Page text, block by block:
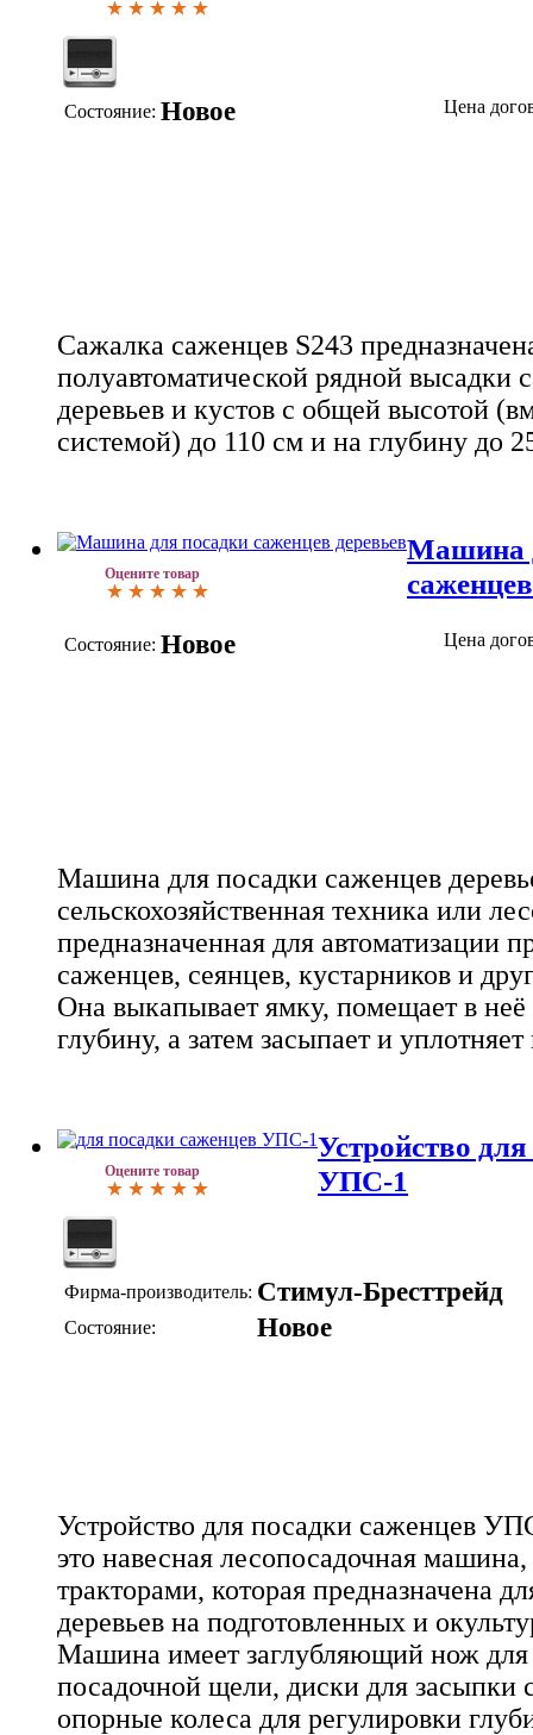
Состояние: Новое Цена
Сажалка саженцев S243
полуавтоматической рядной высадки
деревьев и кустов с общей высотой
системой) до 110 см и на глубину до
Оцените товар
Машина
Состояние: Новое Цена
Машина для посадки саженцев
сельскохозяйственная техника или
предназначенная для автоматизации
саженцев, сеянцев, кустарников и
Она выкапывает ямку, помещает в
глубину, а затем засыпает и
Оцените товар
Устройство
УПС-1
Фирма-производитель: Стимул-Бресттрейд
Состояние: Новое
Устройство для посадки саженцев
это навесная лесопосадочная машина,
тракторами, которая предназначена
деревьев на подготовленных и
Машина имеет заглубляющий нож
посадочной щели, диски для засыпки
опорные колеса для регулировки